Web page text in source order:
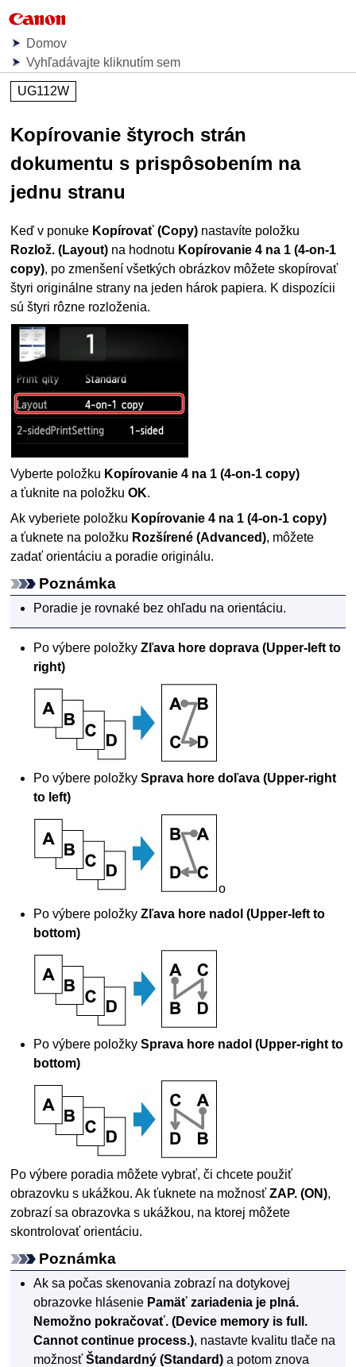
Domov
Vyhľadávajte kliknutím sem
UG112W
Kopírovanie štyroch strán
dokumentu s prispôsobením na
jednu stranu
Keď v ponuke Kopírovať (Copy) nastavíte položku
Rozlož. (Layout) na hodnotu Kopírovanie 4 na 1 (4-on-1
copy), po zmenšení všetkých obrázkov môžete skopírovať
štyri originálne strany na jeden hárok papiera. K dispozícii
sú štyri rôzne rozloženia.
Vyberte položku Kopírovanie 4 na 1 (4-on-1 copy)
a ťuknite na položkuOK.
Ak vyberiete položku Kopírovanie 4 na 1 (4-on-1 copy)
a ťuknete na položku Rozšírené (Advanced), môžete
zadať orientáciu a poradie originálu.
Poznámka
Poradie je rovnaké bez ohľadu na orientáciu.
Po výbere položkyZľava hore doprava (Upper-left to
right)
Po výbere položkySprava hore doľava (Upper-right
to left)
o
Po výbere položkyZľava hore nadol (Upper-left to
bottom)
Po výbere položkySprava hore nadol (Upper-right to
bottom)
Po výbere poradia môžete vybrať, či chcete použiť
obrazovku s ukážkou. Ak ťuknete na možnosťZAP. (ON),
zobrazí sa obrazovka s ukážkou, na ktorej môžete
skontrolovať orientáciu.
Poznámka
Ak sa počas skenovania zobrazí nadotykovej
obrazovke hlásenie Pamäť zariadenia je plná.
Nemožno pokračovať. (Device memory is full.
Cannot continue process.), nastavte kvalitu tlače na
možnosťŠtandardný (Standard) a potom znova